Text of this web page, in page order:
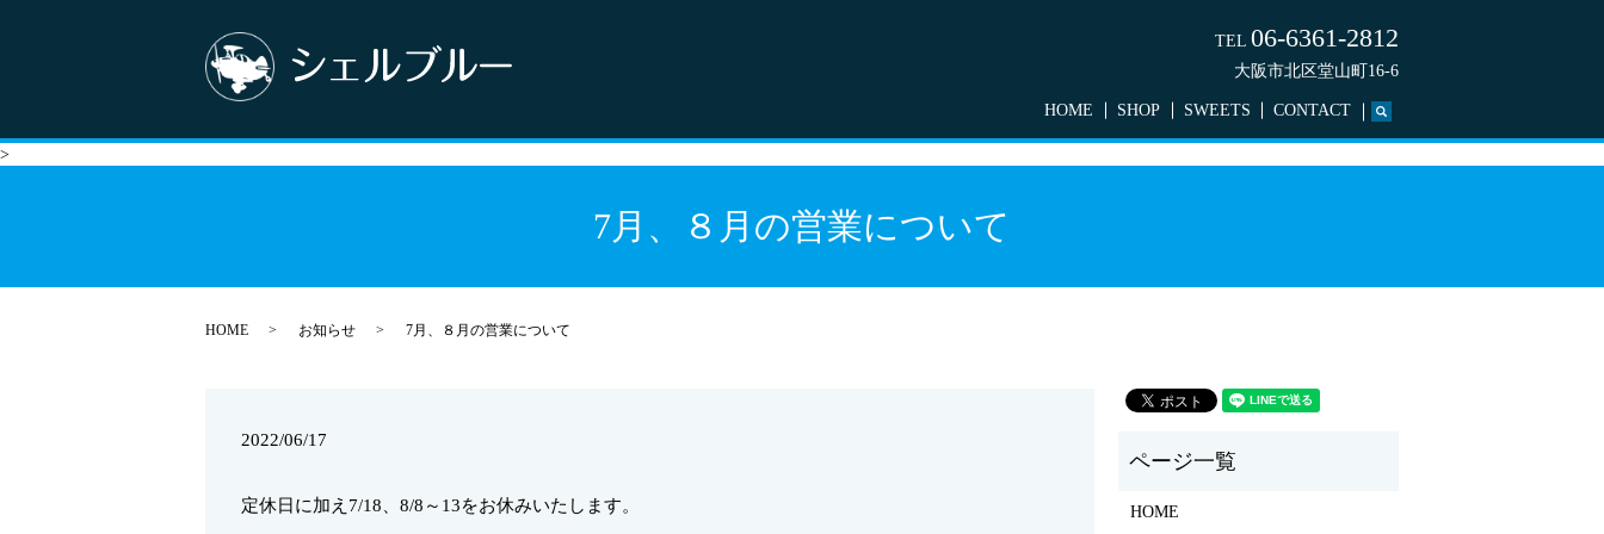
HOME SHOP SWEETS CONTACT
TEL 06-6361-2812
大阪市北区堂山町16-6
>
7月、８月の営業について
HOME お知らせ 7月、８月の営業について
2022/06/17
定休日に加え7/18、8/8～13をお休みいたします。 HOME